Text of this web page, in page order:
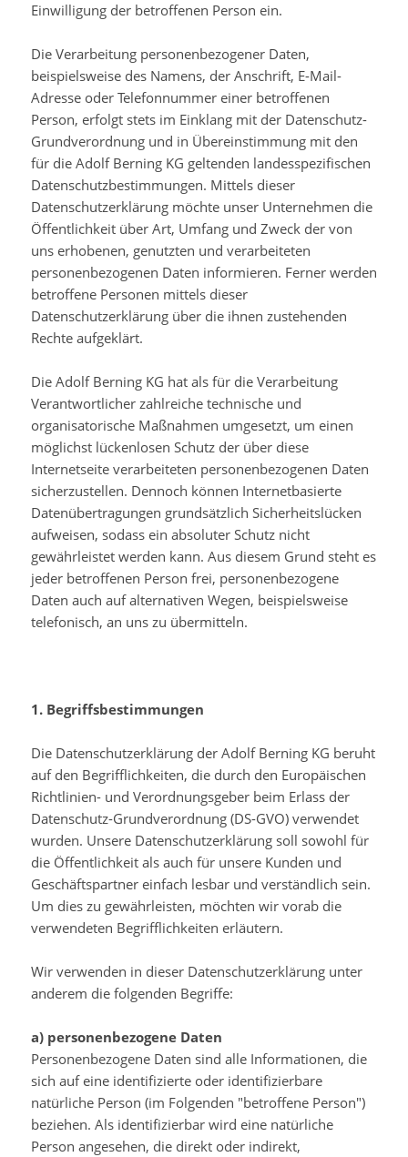
Einwilligung der betroffenen Person ein.
Die Verarbeitung personenbezogener Daten,
beispielsweise des Namens, der Anschrift, E-Mail-
Adresse oder Telefonnummer einer betroffenen
Person, erfolgt stets im Einklang mit der Datenschutz-
Grundverordnung und in Übereinstimmung mit den
für die Adolf Berning KG geltenden landesspezifischen
Datenschutzbestimmungen. Mittels dieser
Datenschutzerklärung möchte unser Unternehmen die
Öffentlichkeit über Art, Umfang und Zweck der von
uns erhobenen, genutzten und verarbeiteten
personenbezogenen Daten informieren. Ferner werden
betroffene Personen mittels dieser
Datenschutzerklärung über die ihnen zustehenden
Rechte aufgeklärt.
Die Adolf Berning KG hat als für die Verarbeitung
Verantwortlicher zahlreiche technische und
organisatorische Maßnahmen umgesetzt, um einen
möglichst lückenlosen Schutz der über diese
Internetseite verarbeiteten personenbezogenen Daten
sicherzustellen. Dennoch können Internetbasierte
Datenübertragungen grundsätzlich Sicherheitslücken
aufweisen, sodass ein absoluter Schutz nicht
gewährleistet werden kann. Aus diesem Grund steht es
jeder betroffenen Person frei, personenbezogene
Daten auch auf alternativen Wegen, beispielsweise
telefonisch, an uns zu übermitteln.
1. Begriffsbestimmungen
Die Datenschutzerklärung der Adolf Berning KG beruht
auf den Begrifflichkeiten, die durch den Europäischen
Richtlinien- und Verordnungsgeber beim Erlass der
Datenschutz-Grundverordnung (DS-GVO) verwendet
wurden. Unsere Datenschutzerklärung soll sowohl für
die Öffentlichkeit als auch für unsere Kunden und
Geschäftspartner einfach lesbar und verständlich sein.
Um dies zu gewährleisten, möchten wir vorab die
verwendeten Begrifflichkeiten erläutern.
Wir verwenden in dieser Datenschutzerklärung unter
anderem die folgenden Begriffe:
a) personenbezogene Daten
Personenbezogene Daten sind alle Informationen, die
sich auf eine identifizierte oder identifizierbare
natürliche Person (im Folgenden "betroffene Person")
beziehen. Als identifizierbar wird eine natürliche
Person angesehen, die direkt oder indirekt,